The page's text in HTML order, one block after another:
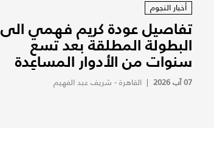
أخبار النجوم
تفاصيل عودة كريم فهمي الى
البطولة المطلقة بعد تسع
سنوات من الأدوار المساعِدة
07 آب 2026 | القاهرة - شريف عبد الفهيم